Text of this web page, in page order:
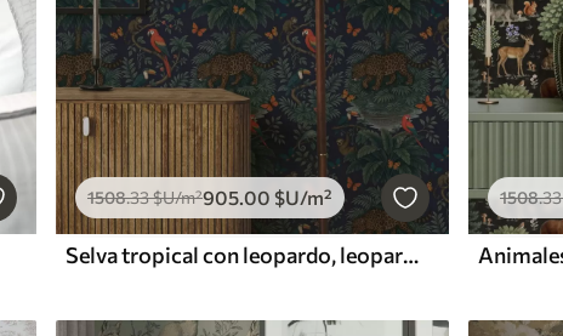
1508.33$U/m²905.00 $U/m²
Selva tropical con leopardo, leopardo, loros y mariposas
1508.33